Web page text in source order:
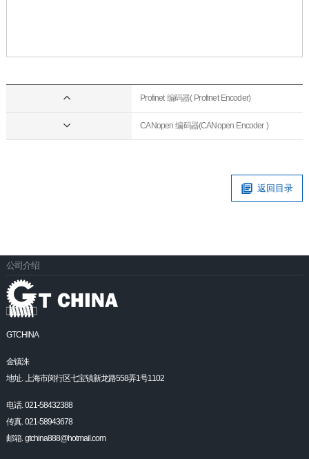
Profinet 编码器( Profinet Encoder)
CANopen 编码器(CANopen Encoder )
返回目录
公司介绍
GTCHINA
金镇洙
地址. 上海市闵行区七宝镇新龙路558弄1号1102
电话. 021-58432388
传真. 021-58943678
邮箱. gtchina888@hotmail.com